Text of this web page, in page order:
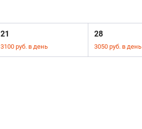
21
3100 руб. в день
28
3050 руб. в день